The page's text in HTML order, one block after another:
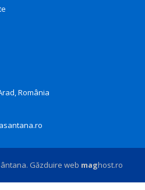
România
Găzduire web maghost.ro